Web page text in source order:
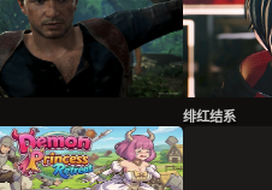
绯红结系